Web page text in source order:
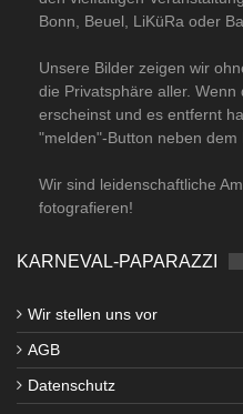
Bonn, Beuel, LiKüRa oder
Unsere Bilder zeigen wir
die Privatsphäre aller.
erscheinst und es entfernt
"melden"-Button neben dem
Wir sind leidenschaftliche
fotografieren!
KARNEVAL-PAPARAZZI
Wir stellen uns vor
AGB
Datenschutz